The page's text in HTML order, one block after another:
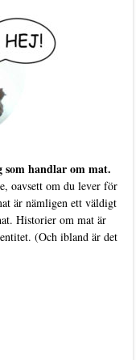
handlar om mat.
oavsett om du lever för
är nämligen ett väldigt
Historier om mat är
(Och ibland är det